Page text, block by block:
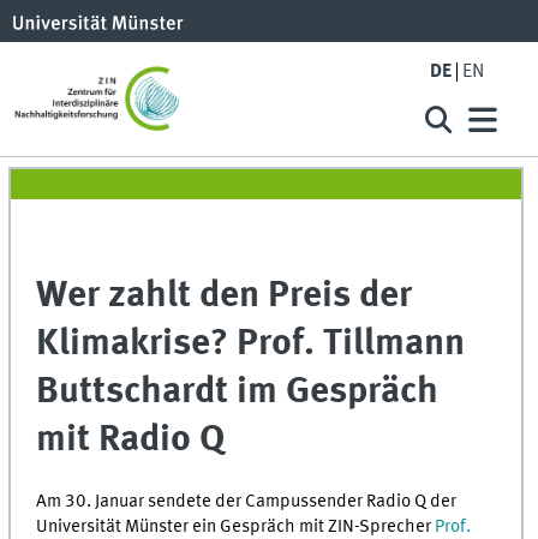
DE EN
Wer zahlt den Preis der
Klimakrise? Prof. Tillmann
Buttschardt im Gespräch
mit Radio Q
Am 30. Januar sendete der Campussender Radio Q der
Universität Münster ein Gespräch mit ZIN-Sprecher Prof.